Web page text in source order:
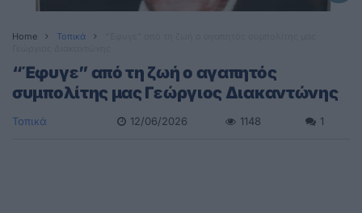
Home Τοπικά
“Έφυγε” από τη ζωή ο αγαπητός
συμπολίτης μας Γεώργιος Διακαντώνης
Τοπικά 12/06/2026 1148 1